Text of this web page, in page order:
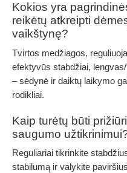
Kokios yra
reikėtų atkreipti
vaikštynę?
Tvirtos medžiagos,
efektyvūs stabdžiai,
– sėdynė ir daiktų laikymo
rodikliai.
Kaip turėtų būti
saugumo
Reguliariai tikrinkite
stabilumą ir valykite